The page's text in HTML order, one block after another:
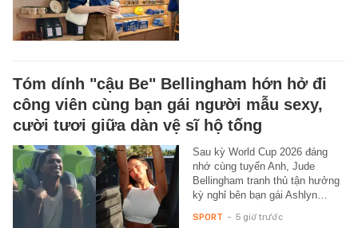
Tóm dính "cậu Be" Bellingham hớn hở đi
công viên cùng bạn gái người mẫu sexy,
cười tươi giữa dàn vệ sĩ hộ tống
Sau kỳ World Cup 2026 đáng
nhớ cùng tuyển Anh, Jude
Bellingham tranh thủ tận hưởng
kỳ nghỉ bên bạn gái Ashlyn…
SPORT - 5 giờ trước